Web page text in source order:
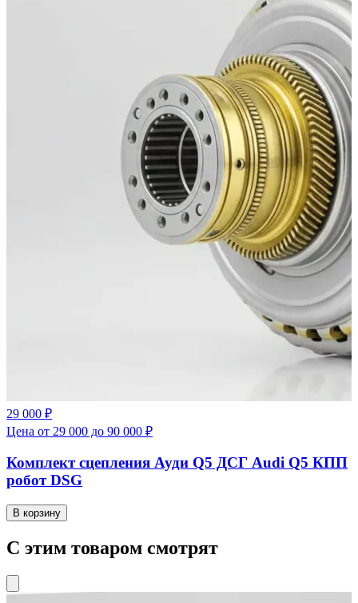
29 000 ₽
Цена от 29 000 до 90 000 ₽
Комплект сцепления Ауди Q5 ДСГ Audi Q5 КПП
робот DSG
В корзину
С этим товаром смотрят